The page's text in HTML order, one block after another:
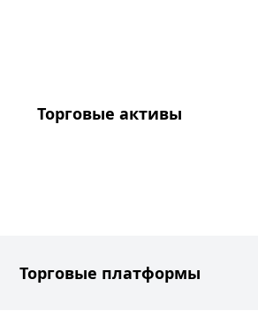
Торговые активы
Торговые платформы